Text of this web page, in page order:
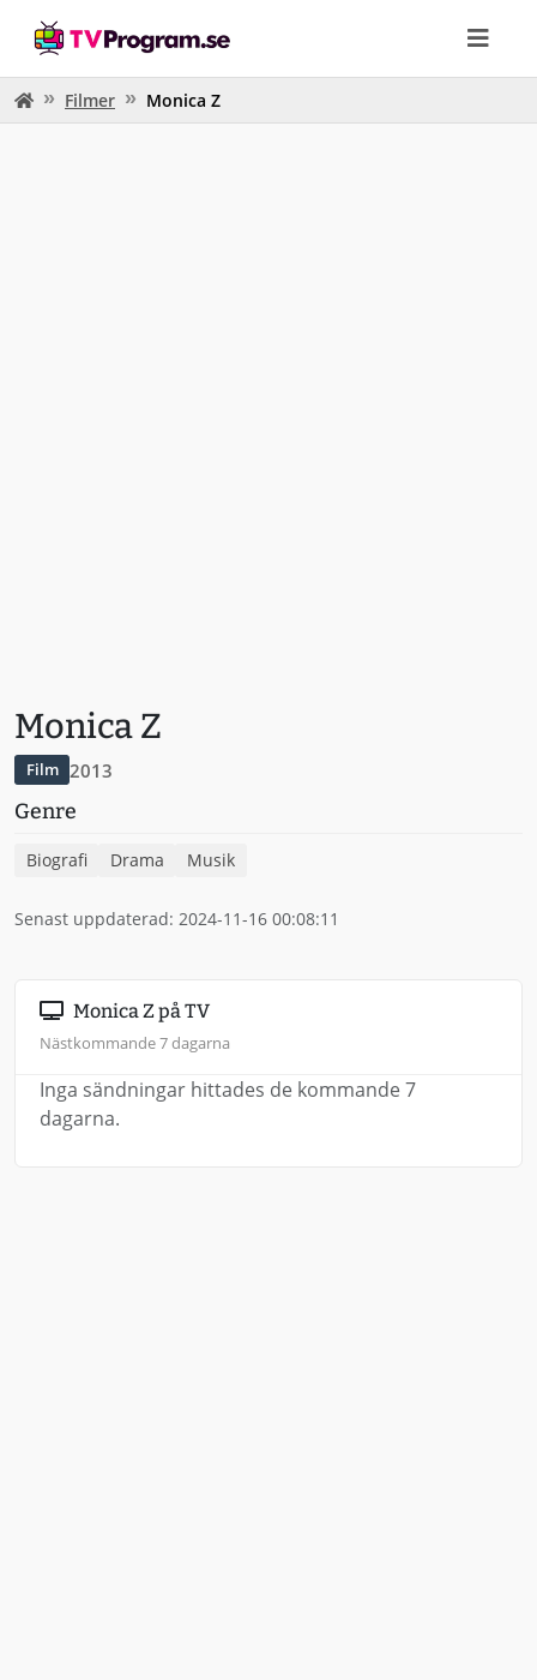
Filmer Monica Z
Monica Z
Film 2013
Genre
Biografi Drama Musik
Senast uppdaterad: 2024-11-16 00:08:11
Monica Z på TV
Nästkommande 7 dagarna
Inga sändningar hittades de kommande 7
dagarna.